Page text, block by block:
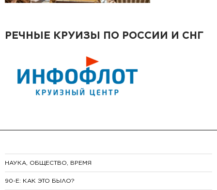
РЕЧНЫЕ КРУИЗЫ ПО РОССИИ И СНГ
НАУКА, ОБЩЕСТВО, ВРЕМЯ
90-E: КАК ЭТО БЫЛО?